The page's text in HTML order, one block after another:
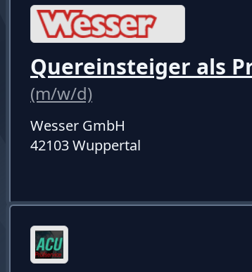
Quereinsteiger als
(m/w/d)
Wesser GmbH
42103 Wuppertal